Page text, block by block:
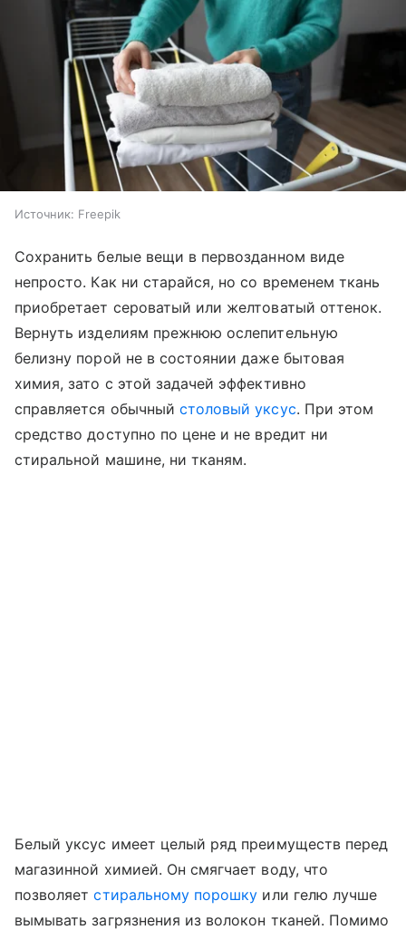
Источник: Freepik
Сохранить белые вещи в первозданном виде
непросто. Как ни старайся, но со временем ткань
приобретает сероватый или желтоватый оттенок.
Вернуть изделиям прежнюю ослепительную
белизну порой не в состоянии даже бытовая
химия, зато с этой задачей эффективно
справляется обычный столовый уксус. При этом
средство доступно по цене и не вредит ни
стиральной машине, ни тканям.
Белый уксус имеет целый ряд преимуществ перед
магазинной химией. Он смягчает воду, что
позволяетстиральному порошку или гелю лучше
вымывать загрязнения из волокон тканей. Помимо